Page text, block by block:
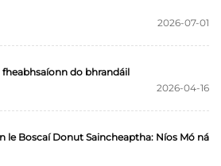
2026-07-01
do bhrandáil
2026-04-16
le Boscaí Donut Saincheaptha: Níos Mó ná